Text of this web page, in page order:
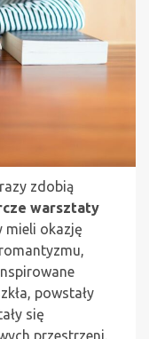
zdobią
warsztaty
mieli okazję
powstały
się
przestrzeni.